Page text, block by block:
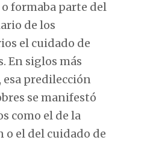
formaba parte del
de los
el cuidado de
En siglos más
esa predilección
se manifestó
como el de la
o el del cuidado de